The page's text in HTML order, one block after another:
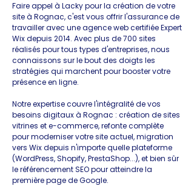
Faire appel à Lacky pour la création de votre
site à Rognac, c'est vous offrir l'assurance de
travailler avec une agence web certifiée Expert
Wix depuis 2014. Avec plus de 700 sites
réalisés pour tous types d'entreprises, nous
connaissons sur le bout des doigts les
stratégies qui marchent pour booster votre
présence en ligne.
Notre expertise couvre l'intégralité de vos
besoins digitaux à Rognac : création de sites
vitrines et e-commerce, refonte complète
pour moderniser votre site actuel, migration
vers Wix depuis n'importe quelle plateforme
(WordPress, Shopify, PrestaShop...), et bien sûr
le référencement SEO pour atteindre la
première page de Google.